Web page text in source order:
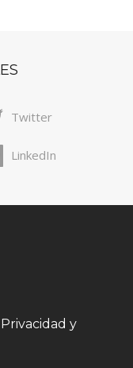
Twitter
LinkedIn
y